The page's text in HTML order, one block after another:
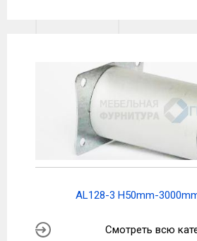
AL128-3 H50mm-
Смотреть всю